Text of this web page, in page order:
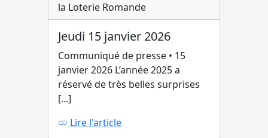
la Loterie Romande
Jeudi 15 janvier 2026
Communiqué de presse • 15
janvier 2026 L’année 2025 a
réservé de très belles surprises
[...]
Lire l'article